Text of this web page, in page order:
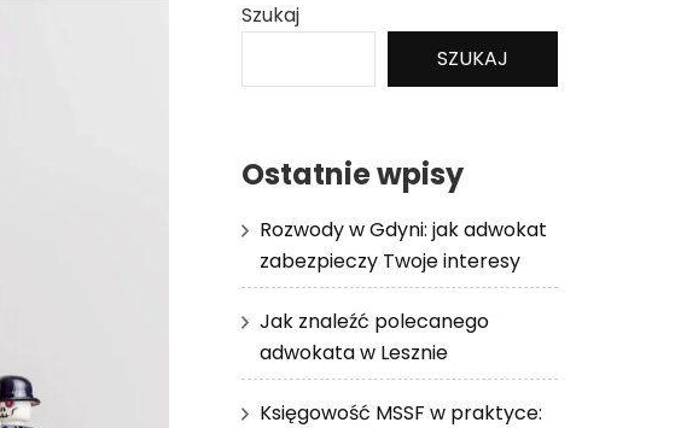
Szukaj
SZUKAJ
Ostatnie wpisy
Rozwody w Gdyni: jak adwokat
zabezpieczy Twoje interesy
Jak znaleźć polecanego
adwokata w Lesznie
Księgowość MSSF w praktyce: